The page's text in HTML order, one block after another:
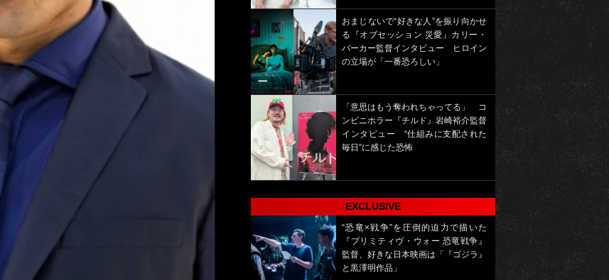
おまじないで“好きな人”を振り向かせ
る『オブセッション 災愛』カリー・
バーカー監督インタビュー ヒロイン
の立場が「一番恐ろしい」
「意思はもう奪われちゃってる」 コ
ンビニホラー『チルド』岩崎裕介監督
インタビュー “仕組みに支配された
毎日”に感じた恐怖
EXCLUSIVE
“恐竜×戦争”を圧倒的迫力で描いた
『プリミティヴ・ウォー 恐竜戦争』
監督、好きな日本映画は「『ゴジラ』
と黒澤明作品」